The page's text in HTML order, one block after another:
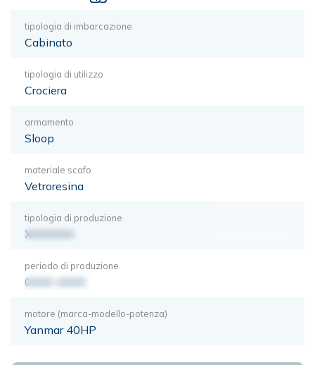
tipologia di imbarcazione
Cabinato
tipologia di utilizzo
Crociera
armamento
Sloop
materiale scafo
Vetroresina
tipologia di produzione
XXXXXXX
periodo di produzione
0000-0000
motore (marca-modello-potenza)
Yanmar 40HP